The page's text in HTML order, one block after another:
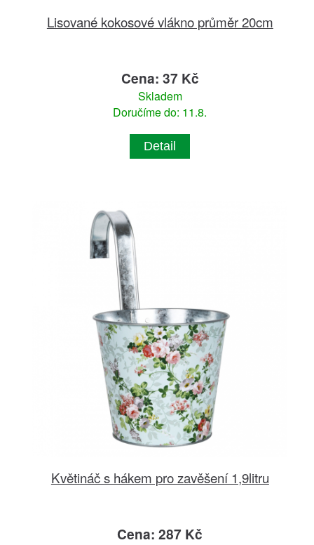
Lisované kokosové vlákno průměr 20cm
Cena: 37 Kč
Skladem
Doručíme do: 11.8.
Detail
Květináč s hákem pro zavěšení 1,9litru
Cena: 287 Kč